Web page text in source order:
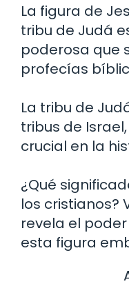
La figura de
tribu de Judá
poderosa que
profecías
La tribu de
tribus de
crucial en la
¿Qué
los cristianos?
revela el
esta figura